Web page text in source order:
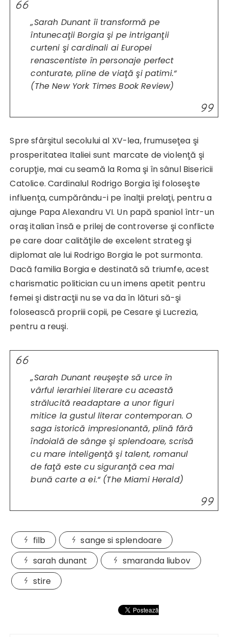
„Sarah Dunant îi transformă pe
întunecaţii Borgia şi pe intriganţii
curteni şi cardinali ai Europei
renascentiste în personaje perfect
conturate, pline de viaţă şi patimi.“
(The New York Times Book Review)
Spre sfârşitul secolului al XV-lea, frumuseţea şi
prosperitatea Italiei sunt marcate de violenţă şi
corupţie, mai cu seamă la Roma şi în sânul Bisericii
Catolice. Cardinalul Rodrigo Borgia îşi foloseşte
influenţa, cumpărându-i pe înalţii prelaţi, pentru a
ajunge Papa Alexandru VI. Un papă spaniol într-un
oraş italian însă e prilej de controverse şi conflicte
pe care doar calităţile de excelent strateg şi
diplomat ale lui Rodrigo Borgia le pot surmonta.
Dacă familia Borgia e destinată să triumfe, acest
charismatic politician cu un imens apetit pentru
femei şi distracţii nu se va da în lături să-şi
folosească propriii copii, pe Cesare şi Lucrezia,
pentru a reuşi.
„Sarah Dunant reuşeşte să urce în
vârful ierarhiei literare cu această
strălucită readaptare a unor figuri
mitice la gustul literar contemporan. O
saga istorică impresionantă, plină fără
îndoială de sânge şi splendoare, scrisă
cu mare inteligenţă şi talent, romanul
de faţă este cu siguranţă cea mai
bună carte a ei.“(The Miami Herald)
filb
sange si splendoare
sarah dunant
smaranda liubov
stire